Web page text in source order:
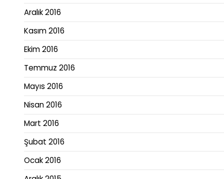
Aralık 2016
Kasım 2016
Ekim 2016
Temmuz 2016
Mayıs 2016
Nisan 2016
Mart 2016
Şubat 2016
Ocak 2016